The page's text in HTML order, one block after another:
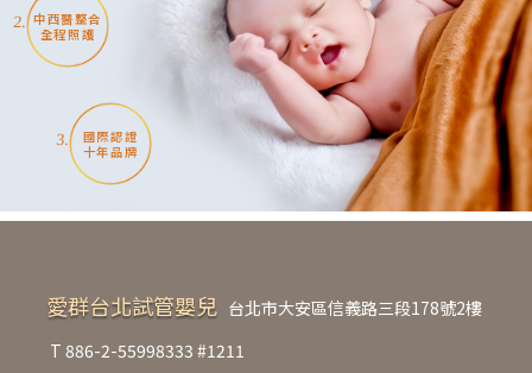
2. 中西醫整合
全程照護
3.
國際認證
十年品牌
愛群台北試管嬰兒 台北市大安區信義路三段178號2樓
T 886-2-55998333 #1211